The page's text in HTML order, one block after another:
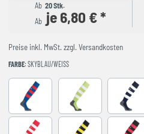
Ab 20 Stk.
Ab je 6,80 € *
Preise inkl. MwSt. zzgl. Versandkosten
FARBE: SKYBLAU/WEISS
azurblau/rot flash grün/weiß